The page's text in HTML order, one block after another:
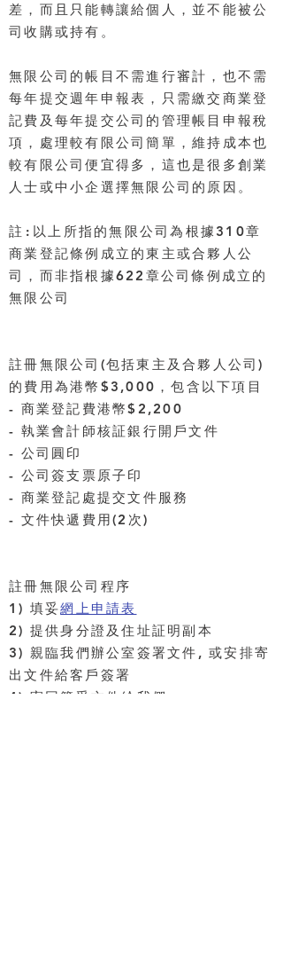
差，而且只能轉讓給個人，並不能被公
司收購或持有。
無限公司的帳目不需進行審計，也不需
每年提交週年申報表，只需繳交商業登
記費及每年提交公司的管理帳目申報稅
項，處理較有限公司簡單，維持成本也
較有限公司便宜得多，這也是很多創業
人士或中小企選擇無限公司的原因。
註 : 以上所指的無限公司為根據310章
商業登記條例成立的東主或合夥人公
司，而非指根據622章公司條例成立的
無限公司
註冊無限公司(包括東主及合夥人公司)
的費用為港幣$3,000，包含以下項目
- 商業登記費港幣$2,200
- 執業會計師核証銀行開戶文件
- 公司圓印
- 公司簽支票原子印
- 商業登記處提交文件服務
- 文件快遞費用(2次)
註冊無限公司程序
1) 填妥網上申請表
2) 提供身分證及住址証明副本
3) 親臨我們辦公室簽署文件, 或安排寄
出文件給客戶簽署
4) 寄回簽妥文件給我們